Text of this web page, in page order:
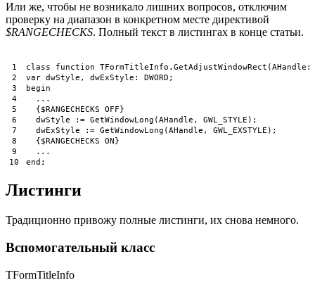
Или же, чтобы не возникало лишних вопросов, отключим
проверку на диапазон в конкретном месте директивой
$RANGECHECKS. Полный текст в листингах в конце статьи.
1
2
3
4
5
6
7
8
9
10
class function TFormTitleInfo . GetAdjustWindowRect (AHandle :
var dwStyle , dwExStyle : DWORD ;
begin
. . .
{$RANGECHECKS OFF}
dwStyle
: = GetWindowLong (AHandle , GWL_STYLE ) ;
dwExStyle
: = GetWindowLong (AHandle , GWL_EXSTYLE ) ;
{$RANGECHECKS ON}
. . .
end ;
Листинги
Традиционно привожу полные листинги, их снова немного.
Вспомогательный класс
TFormTitleInfo